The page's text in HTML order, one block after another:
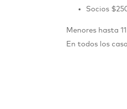
Socios
Menores hasta
En todos los